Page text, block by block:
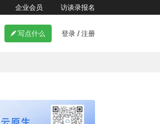
企业会员 访谈录报名
 写点什么 登录 / 注册